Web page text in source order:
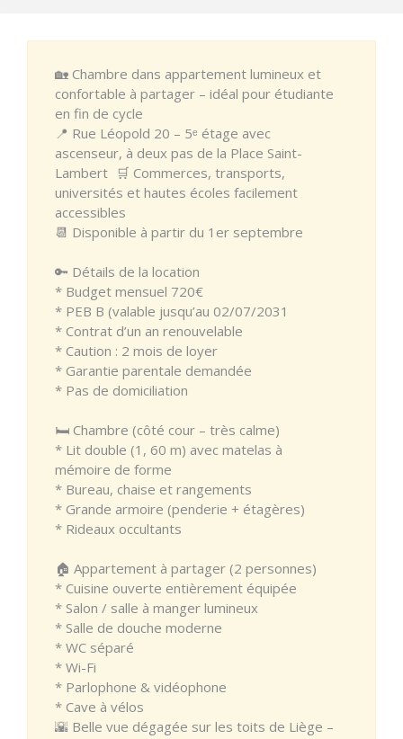
🏡 Chambre dans appartement lumineux et
confortable à partager – idéal pour étudiante
en fin de cycle
📍 Rue Léopold 20 – 5ᵉ étage avec
ascenseur, à deux pas de la Place Saint-
Lambert 🛒 Commerces, transports,
universités et hautes écoles facilement
accessibles
📆 Disponible à partir du 1er septembre
🔑 Détails de la location
* Budget mensuel 720€
* PEB B (valable jusqu’au 02/07/2031
* Contrat d’un an renouvelable
* Caution : 2 mois de loyer
* Garantie parentale demandée
* Pas de domiciliation
🛏️ Chambre (côté cour – très calme)
* Lit double (1, 60 m) avec matelas à
mémoire de forme
* Bureau, chaise et rangements
* Grande armoire (penderie + étagères)
* Rideaux occultants
🏠 Appartement à partager (2 personnes)
* Cuisine ouverte entièrement équipée
* Salon / salle à manger lumineux
* Salle de douche moderne
* WC séparé
* Wi-Fi
* Parlophone & vidéophone
* Cave à vélos
🌇 Belle vue dégagée sur les toits de Liège –